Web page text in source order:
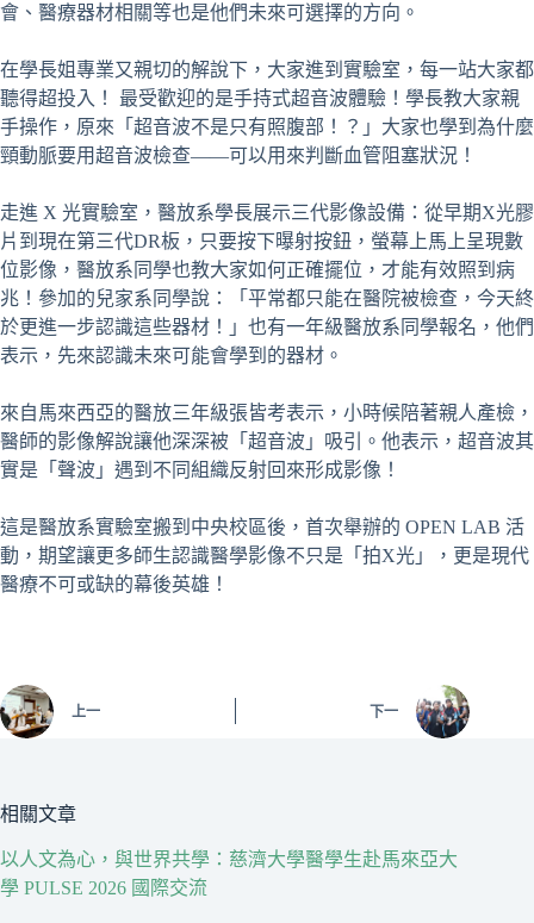
會、醫療器材相關等也是他們未來可選擇的方向。
在學長姐專業又親切的解說下，大家進到實驗室，每一站大家都
聽得超投入！ 最受歡迎的是手持式超音波體驗！學長教大家親
手操作，原來「超音波不是只有照腹部！？」大家也學到為什麼
頸動脈要用超音波檢查——可以用來判斷血管阻塞狀況！
走進 X 光實驗室，醫放系學長展示三代影像設備：從早期X光膠
片到現在第三代DR板，只要按下曝射按鈕，螢幕上馬上呈現數
位影像，醫放系同學也教大家如何正確擺位，才能有效照到病
兆！參加的兒家系同學說：「平常都只能在醫院被檢查，今天終
於更進一步認識這些器材！」也有一年級醫放系同學報名，他們
表示，先來認識未來可能會學到的器材。
來自馬來西亞的醫放三年級張皆考表示，小時候陪著親人產檢，
醫師的影像解說讓他深深被「超音波」吸引。他表示，超音波其
實是「聲波」遇到不同組織反射回來形成影像！
這是醫放系實驗室搬到中央校區後，首次舉辦的 OPEN LAB 活
動，期望讓更多師生認識醫學影像不只是「拍X光」，更是現代
醫療不可或缺的幕後英雄！
上一 下一
相關文章
以人文為心，與世界共學：慈濟大學醫學生赴馬來亞大
學 PULSE 2026 國際交流